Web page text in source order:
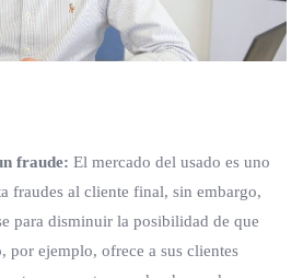
fraude: El mercado del usado es uno
fraudes al cliente final, sin embargo,
para disminuir la posibilidad de que
por ejemplo, ofrece a sus clientes